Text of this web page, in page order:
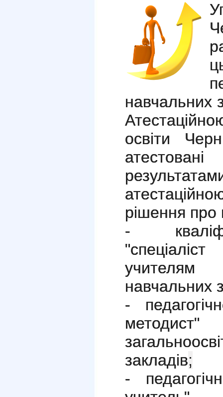
навчальних
освіти
рішення про
-
учителям
навчальних
-
закладів;
-